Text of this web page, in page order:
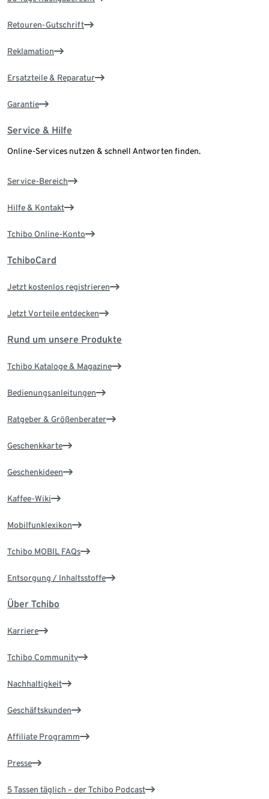
Retouren-Gutschrift
Reklamation
Ersatzteile & Reparatur
Garantie
Service & Hilfe
Online-Services nutzen & schnell Antworten finden.
Service-Bereich
Hilfe & Kontakt
Tchibo Online-Konto
TchiboCard
Jetzt kostenlos registrieren
Jetzt Vorteile entdecken
Rund um unsere Produkte
Tchibo Kataloge & Magazine
Bedienungsanleitungen
Ratgeber & Größenberater
Geschenkkarte
Geschenkideen
Kaffee-Wiki
Mobilfunklexikon
Tchibo MOBIL FAQs
Entsorgung / Inhaltsstoffe
Über Tchibo
Karriere
Tchibo Community
Nachhaltigkeit
Geschäftskunden
Affiliate Programm
Presse
5 Tassen täglich – der Tchibo Podcast